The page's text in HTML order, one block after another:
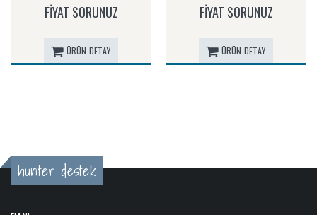
FİYAT SORUNUZ
ÜRÜN DETAY
FİYAT SORUNUZ
ÜRÜN DETAY
hunter destek